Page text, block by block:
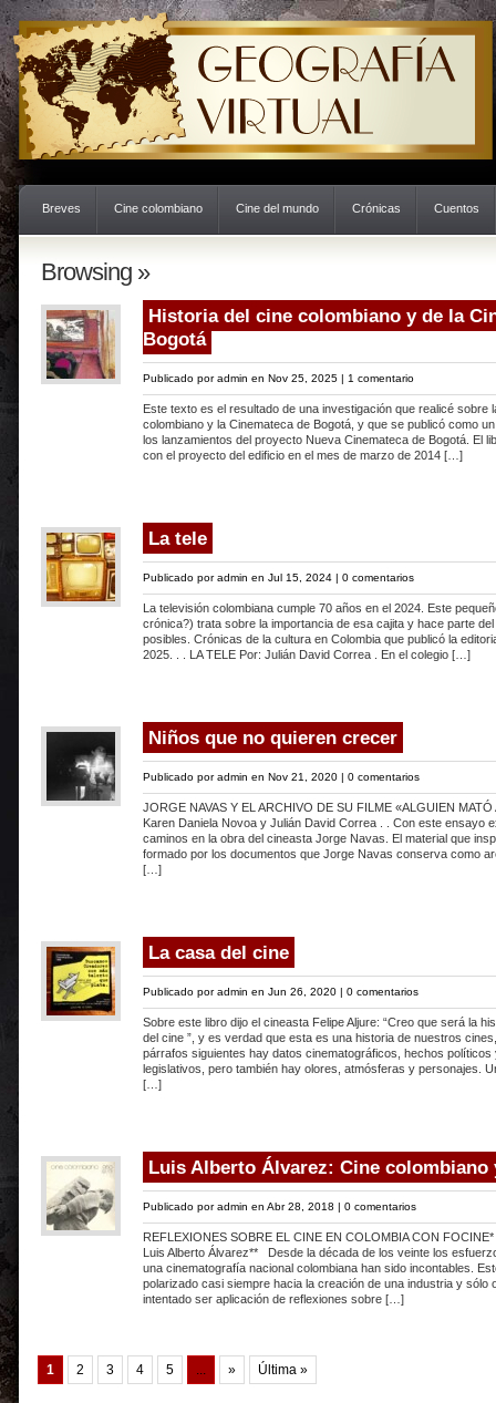
Breves Cine colombiano Cine del mundo Crónicas Cuentos
Browsing »
Historia del cine colombiano y de la
Bogotá
Publicado poradmin en Nov 25, 2025 | 1 comentario
Este texto es el resultado de una investigación que realicé sobre
colombiano y la Cinemateca de Bogotá, y que se publicó como
los lanzamientos del proyecto Nueva Cinemateca de Bogotá. El
con el proyecto del edificio en el mes de marzo de 2014 […]
La tele
Publicado poradmin en Jul 15, 2024 | 0 comentarios
La televisión colombiana cumple 70 años en el 2024. Este
crónica?) trata sobre la importancia de esa cajita y hace parte
posibles. Crónicas de la cultura en Colombia que publicó la
2025. . . LA TELE Por: Julián David Correa . En el colegio […]
Niños que no quieren crecer
Publicado poradmin en Nov 21, 2020 | 0 comentarios
JORGE NAVAS Y EL ARCHIVO DE SU FILME «ALGUIEN
Karen Daniela Novoa y Julián David Correa . . Con este ensayo
caminos en la obra del cineasta Jorge Navas. El material que
formado por los documentos que Jorge Navas conserva como
[…]
La casa del cine
Publicado poradmin en Jun 26, 2020 | 0 comentarios
Sobre este libro dijo el cineasta Felipe Aljure: “Creo que será la
del cine ”, y es verdad que esta es una historia de nuestros
párrafos siguientes hay datos cinematográficos, hechos políticos
legislativos, pero también hay olores, atmósferas y personajes.
[…]
Luis Alberto Álvarez: Cine colombiano
Publicado poradmin en Abr 28, 2018 | 0 comentarios
REFLEXIONES SOBRE EL CINE EN COLOMBIA CON
Luis Alberto Álvarez** Desde la década de los veinte los
una cinematografía nacional colombiana han sido incontables.
polarizado casi siempre hacia la creación de una industria y sólo
intentado ser aplicación de reflexiones sobre […]
1 2 3 4 5 ... » Última »